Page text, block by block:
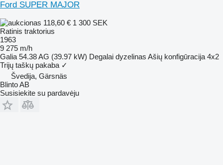
Ford SUPER MAJOR
118,60 € 1 300 SEK
Ratinis traktorius
1963
9 275 m/h
Galia 54.38 AG (39.97 kW) Degalai dyzelinas Ašių konfigūracija 4x2
Trijų taškų pakaba ✓
Švedija, Gärsnäs
Blinto AB
Susisiekite su pardavėju